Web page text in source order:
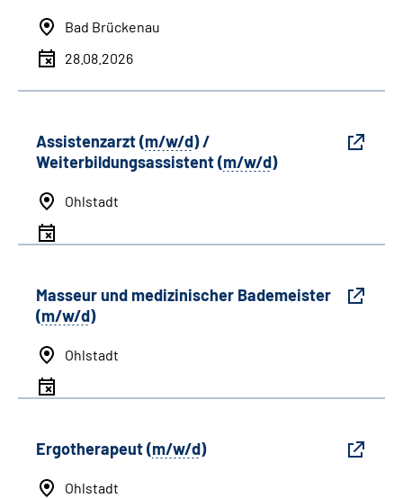
Bad Brückenau
28.08.2026
Assistenzarzt (m/w/d) /
Weiterbildungsassistent (m/w/d)
Ohlstadt
Masseur und medizinischer Bademeister
(m/w/d)
Ohlstadt
Ergotherapeut (m/w/d)
Ohlstadt